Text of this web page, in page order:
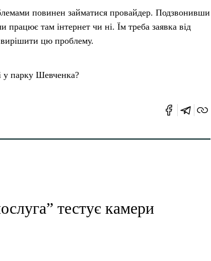
повинен займатися провайдер. Подзвонивши
там інтернет чи ні. Їм треба заявка від
вирішити цю проблему.
у парку Шевченка?
тестує камери